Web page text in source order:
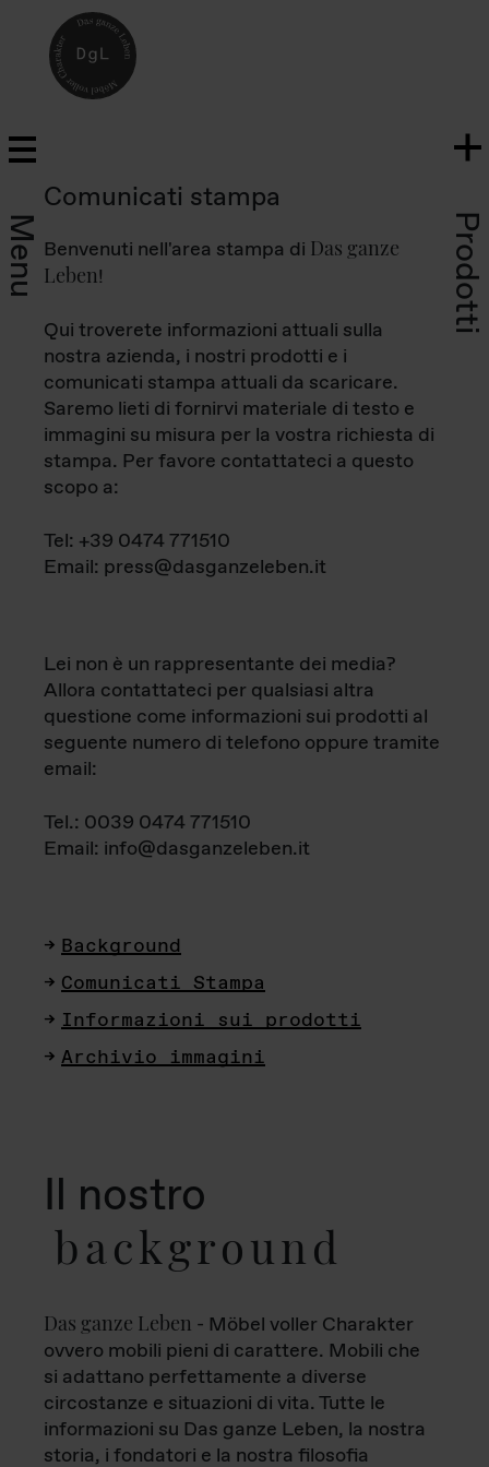
Menu Prodotti
Comunicati stampa
Benvenuti nell'area stampa di Das ganze
Leben!
Qui troverete informazioni attuali sulla
nostra azienda, i nostri prodotti e i
comunicati stampa attuali da scaricare.
Saremo lieti di fornirvi materiale di testo e
immagini su misura per la vostra richiesta di
stampa. Per favore contattateci a questo
scopo a:
Tel: +39 0474 771510
Email: press@dasganzeleben.it
Lei non è un rappresentante dei media?
Allora contattateci per qualsiasi altra
questione come informazioni sui prodotti al
seguente numero di telefono oppure tramite
email:
Tel.: 0039 0474 771510
Email: info@dasganzeleben.it
Background
Comunicati Stampa
Informazioni sui prodotti
Archivio immagini
Il nostro
background
Das ganze Leben - Möbel voller Charakter
ovvero mobili pieni di carattere. Mobili che
si adattano perfettamente a diverse
circostanze e situazioni di vita. Tutte le
informazioni su Das ganze Leben, la nostra
storia, i fondatori e la nostra filosofia